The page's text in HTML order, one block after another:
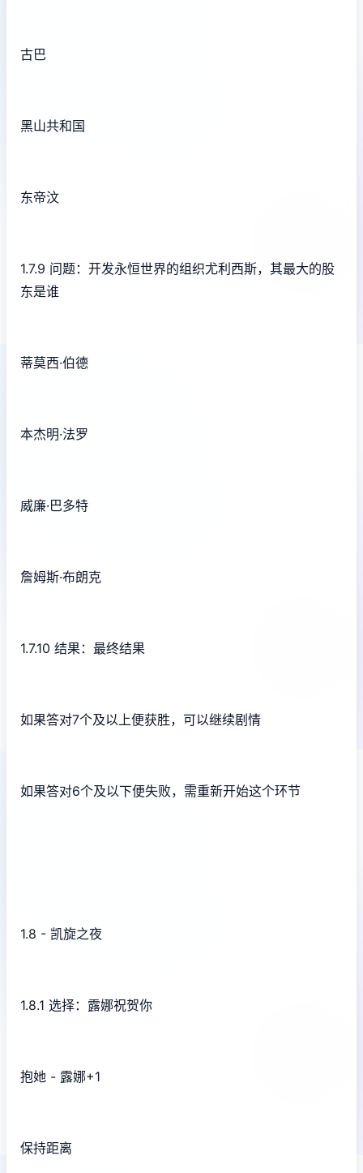
古巴
黑山共和国
东帝汶
1.7.9 问题：开发永恒世界的组织尤利西斯，其最大的股
东是谁
蒂莫西·伯德
本杰明·法罗
威廉·巴多特
詹姆斯·布朗克
1.7.10 结果：最终结果
如果答对7个及以上便获胜，可以继续剧情
如果答对6个及以下便失败，需重新开始这个环节
1.8 - 凯旋之夜
1.8.1 选择：露娜祝贺你
抱她 - 露娜+1
保持距离